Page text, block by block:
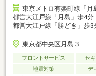
東京メトロ有楽町線「月
都営大江戸線「月島」歩4分
都営大江戸線「勝どき」歩3
東京都中央区月島３
フロントサービス セ
地震対策
デ